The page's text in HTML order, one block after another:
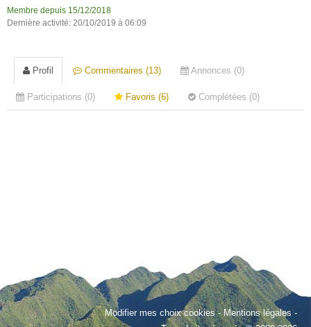
Membre depuis 15/12/2018
Dernière activité: 20/10/2019 à 06:09
Profil Commentaires (13) Annonces (0)
Participations (0) Favoris (6) Complétées (0)
Modifier mes choix cookies-Mentions légales -